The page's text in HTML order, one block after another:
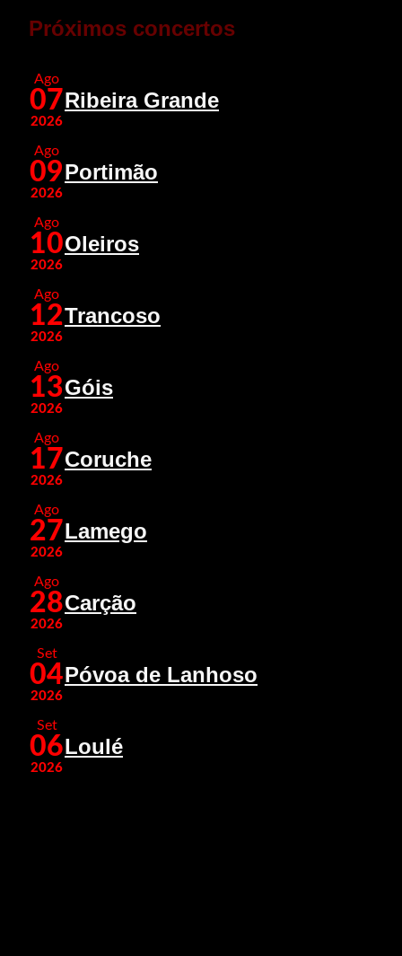
Próximos concertos
Ago
07
2026
Ribeira Grande
Ago
09
2026
Portimão
Ago
10
2026
Oleiros
Ago
12
2026
Trancoso
Ago
13
2026
Góis
Ago
17
2026
Coruche
Ago
27
2026
Lamego
Ago
28
2026
Carção
Set
04
2026
Póvoa de Lanhoso
Set
06
2026
Loulé